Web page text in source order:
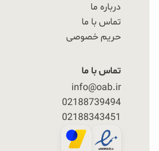
درباره ما
تماس با ما
حریم خصوصی
تماس با ما
info@oab.ir
02188739494
02188343451